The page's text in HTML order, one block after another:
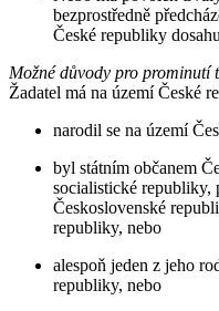
bezprostředně
České republiky
Možné důvody pro prominutí
Žadatel má na území České
narodil se na území
byl státním občanem
socialistické republiky,
Československé
republiky, nebo
alespoň jeden z jeho
republiky, nebo